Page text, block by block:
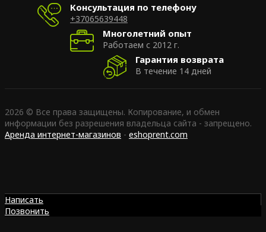
Консультация по телефону
+37065639448
Многолетний опыт
Работаем с 2012 г.
Гарантия возврата
В течение 14 дней
2026 © Все права защищены. Копирование, и обмен
информации без разрешения владельца сайта - запрещено.
Аренда интернет-магазинов - eshoprent.com
Написать
Позвонить